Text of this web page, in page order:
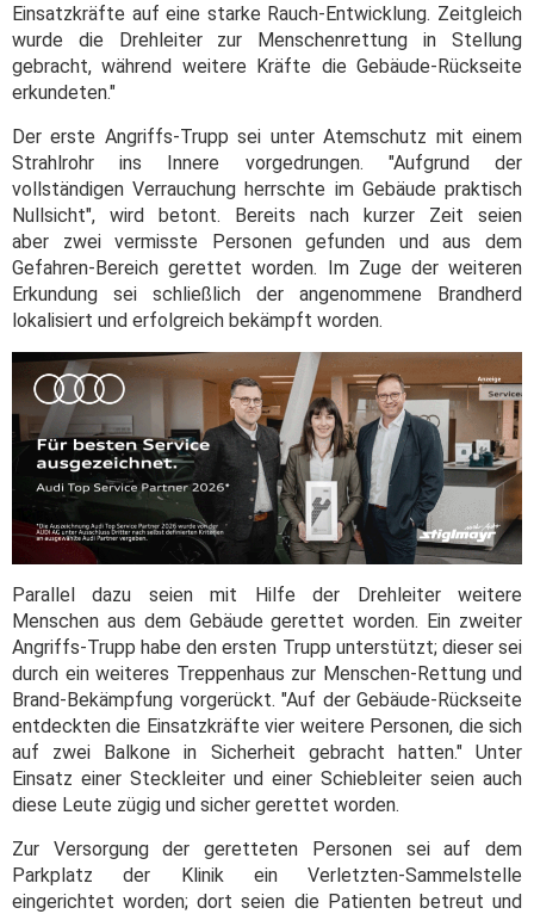
Einsatzkräfte auf eine starke Rauch-Entwicklung. Zeitgleich
wurde die Drehleiter zur Menschenrettung in Stellung
gebracht, während weitere Kräfte die Gebäude-Rückseite
erkundeten."
Der erste Angriffs-Trupp sei unter Atemschutz mit einem
Strahlrohr ins Innere vorgedrungen. "Aufgrund der
vollständigen Verrauchung herrschte im Gebäude praktisch
Nullsicht", wird betont. Bereits nach kurzer Zeit seien
aber zwei vermisste Personen gefunden und aus dem
Gefahren-Bereich gerettet worden. Im Zuge der weiteren
Erkundung sei schließlich der angenommene Brandherd
lokalisiert und erfolgreich bekämpft worden.
Parallel dazu seien mit Hilfe der Drehleiter weitere
Menschen aus dem Gebäude gerettet worden. Ein zweiter
Angriffs-Trupp habe den ersten Trupp unterstützt; dieser sei
durch ein weiteres Treppenhaus zur Menschen-Rettung und
Brand-Bekämpfung vorgerückt. "Auf der Gebäude-Rückseite
entdeckten die Einsatzkräfte vier weitere Personen, die sich
auf zwei Balkone in Sicherheit gebracht hatten." Unter
Einsatz einer Steckleiter und einer Schiebleiter seien auch
diese Leute zügig und sicher gerettet worden.
Zur Versorgung der geretteten Personen sei auf dem
Parkplatz der Klinik ein Verletzten-Sammelstelle
eingerichtet worden; dort seien die Patienten betreut und